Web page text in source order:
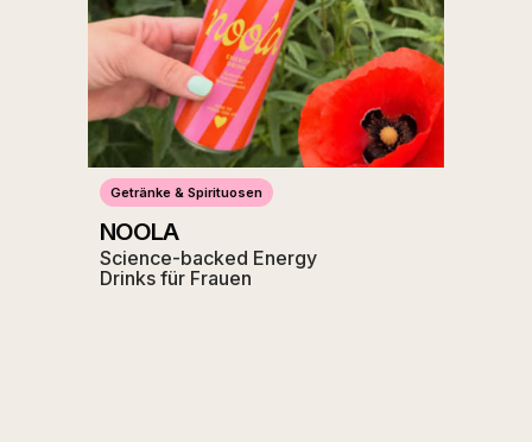
Getränke & Spirituosen
NOOLA
Science-backed Energy
Drinks für Frauen